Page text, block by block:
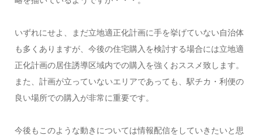
いずれにせよ、まだ立地適正化計画に手を挙げていない自治体
も多くありますが、今後の住宅購入を検討する場合には立地適
正化計画の居住誘導区域内での購入を強くおススメ致します。
また、計画が立っていないエリアであっても、駅チカ・利便の
良い場所での購入が非常に重要です。
今後もこのような動きについては情報配信をしていきたいと思